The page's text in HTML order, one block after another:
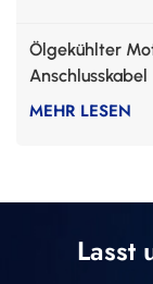
Ölgekühlter
Anschlusskabel
MEHR LESEN
Lasst